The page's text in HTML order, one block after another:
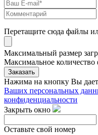
Перетащите сюда файлы
Максимальный размер
Максимальное
Заказать
Нажима на кнопку Вы
Ваших персональных
конфиденциальности
Закрыть окно
Оставьте свой номер